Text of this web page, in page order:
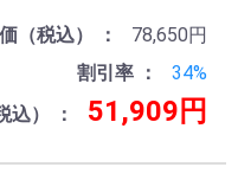
（税込）
78,650円
割引率
34%
込）
51,909円